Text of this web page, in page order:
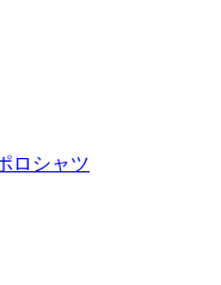
ロシャツ